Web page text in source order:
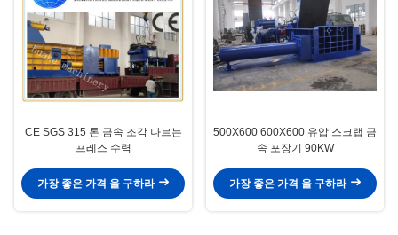
CE SGS 315 톤 금속 조각 나르는
프레스 수력
가장 좋은 가격 을 구하라
500X600 600X600 유압 스크랩 금
속 포장기 90KW
가장 좋은 가격 을 구하라